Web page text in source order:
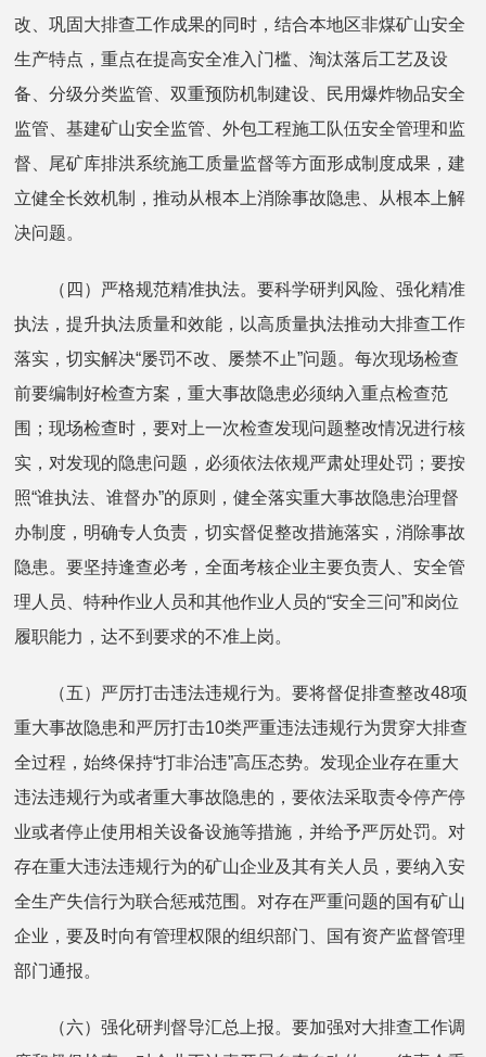
改、巩固大排查工作成果的同时，结合本地区非煤矿山安全
生产特点，重点在提高安全准入门槛、淘汰落后工艺及设
备、分级分类监管、双重预防机制建设、民用爆炸物品安全
监管、基建矿山安全监管、外包工程施工队伍安全管理和监
督、尾矿库排洪系统施工质量监督等方面形成制度成果，建
立健全长效机制，推动从根本上消除事故隐患、从根本上解
决问题。
（四）严格规范精准执法。要科学研判风险、强化精准
执法，提升执法质量和效能，以高质量执法推动大排查工作
落实，切实解决“屡罚不改、屡禁不止”问题。每次现场检查
前要编制好检查方案，重大事故隐患必须纳入重点检查范
围；现场检查时，要对上一次检查发现问题整改情况进行核
实，对发现的隐患问题，必须依法依规严肃处理处罚；要按
照“谁执法、谁督办”的原则，健全落实重大事故隐患治理督
办制度，明确专人负责，切实督促整改措施落实，消除事故
隐患。要坚持逢查必考，全面考核企业主要负责人、安全管
理人员、特种作业人员和其他作业人员的“安全三问”和岗位
履职能力，达不到要求的不准上岗。
（五）严厉打击违法违规行为。要将督促排查整改48项
重大事故隐患和严厉打击10类严重违法违规行为贯穿大排查
全过程，始终保持“打非治违”高压态势。发现企业存在重大
违法违规行为或者重大事故隐患的，要依法采取责令停产停
业或者停止使用相关设备设施等措施，并给予严厉处罚。对
存在重大违法违规行为的矿山企业及其有关人员，要纳入安
全生产失信行为联合惩戒范围。对存在严重问题的国有矿山
企业，要及时向有管理权限的组织部门、国有资产监督管理
部门通报。
（六）强化研判督导汇总上报。要加强对大排查工作调